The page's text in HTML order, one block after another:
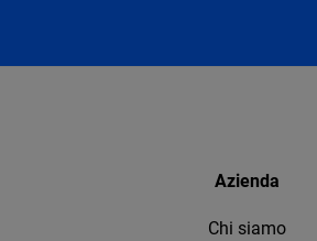
Azienda
Chi siamo